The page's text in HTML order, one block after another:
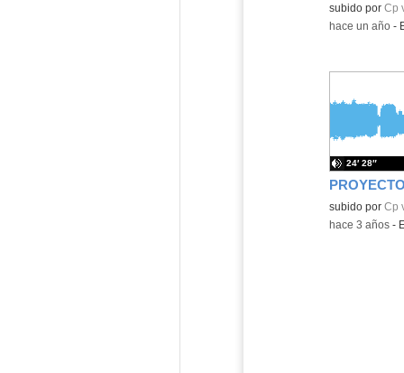
Contenido
subido por Cp
-hace un año-
Contenido
subido por Cp
24′ 28″
-hace 3 años-